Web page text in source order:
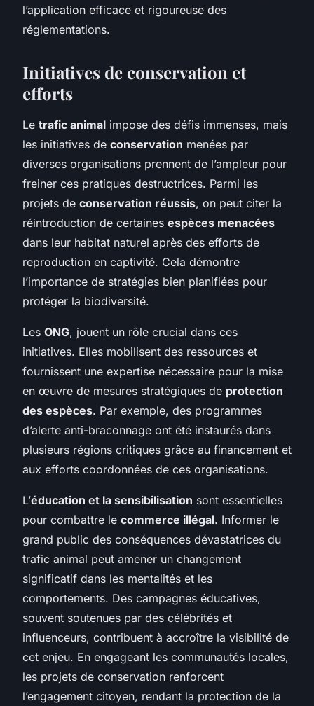
l’application efficace et rigoureuse des
réglementations.
Initiatives de conservation et
efforts
Le trafic animal impose des défis immenses, mais
les initiatives de conservation menées par
diverses organisations prennent de l’ampleur pour
freiner ces pratiques destructrices. Parmi les
projets de conservation réussis, on peut citer la
réintroduction de certaines espèces menacées
dans leur habitat naturel après des efforts de
reproduction en captivité. Cela démontre
l’importance de stratégies bien planifiées pour
protéger la biodiversité.
Les ONG, jouent un rôle crucial dans ces
initiatives. Elles mobilisent des ressources et
fournissent une expertise nécessaire pour la mise
en œuvre de mesures stratégiques de protection
des espèces. Par exemple, des programmes
d’alerte anti-braconnage ont été instaurés dans
plusieurs régions critiques grâce au financement et
aux efforts coordonnées de ces organisations.
L’éducation et la sensibilisation sont essentielles
pour combattre le commerce illégal. Informer le
grand public des conséquences dévastatrices du
trafic animal peut amener un changement
significatif dans les mentalités et les
comportements. Des campagnes éducatives,
souvent soutenues par des célébrités et
influenceurs, contribuent à accroître la visibilité de
cet enjeu. En engageant les communautés locales,
les projets de conservation renforcent
l’engagement citoyen, rendant la protection de la